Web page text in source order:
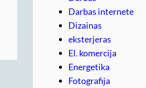
Darbas internete
Dizainas
eksterjeras
El. komercija
Energetika
Fotografija